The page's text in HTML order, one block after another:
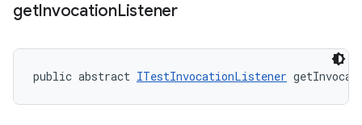
getInvocationListener
public abstract ITestInvocationListener